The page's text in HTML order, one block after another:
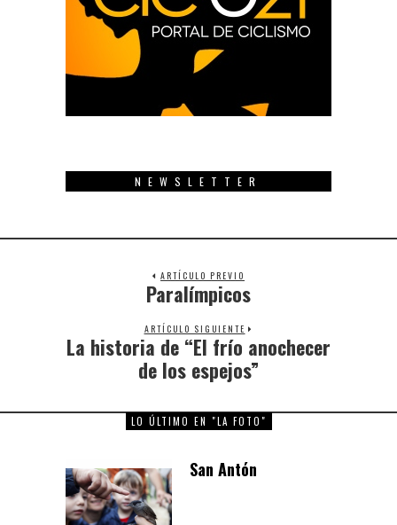
NEWSLETTER
ARTÍCULO PREVIO
Previous
post:
Paralímpicos
ARTÍCULO SIGUIENTE
Next
La historia de “El frío anochecer
de los espejos”
LO ÚLTIMO EN "LA FOTO"
San Antón